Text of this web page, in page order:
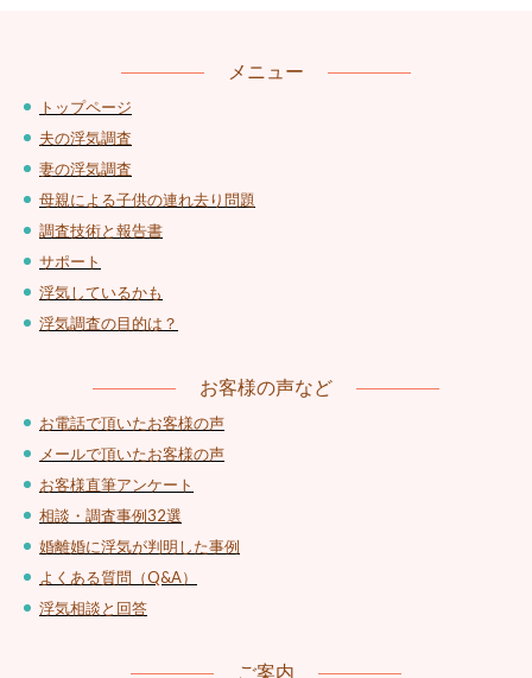
メニュー
トップページ
夫の浮気調査
妻の浮気調査
母親による子供の連れ去り問題
調査技術と報告書
サポート
浮気しているかも
浮気調査の目的は？
お客様の声など
お電話で頂いたお客様の声
メールで頂いたお客様の声
お客様直筆アンケート
相談・調査事例32選
婚離婚に浮気が判明した事例
よくある質問（Q&A）
浮気相談と回答
ご案内